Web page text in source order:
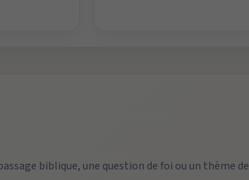
biblique, une question de foi ou un thème de